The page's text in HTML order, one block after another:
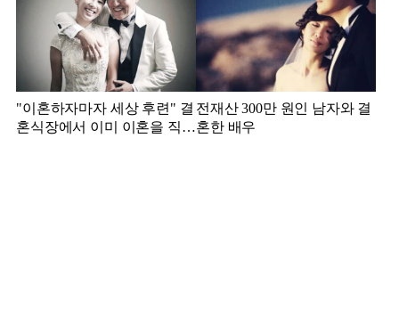
"이혼하자마자 세상 후련" 결
혼식장에서 이미 이혼을 직감
전재산 300만 원인 남자와 결
혼한 배우